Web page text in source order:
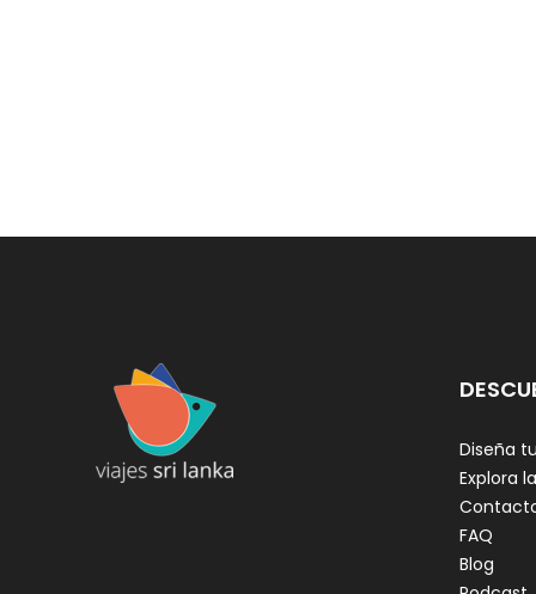
Diseña
Explora
FAQ
Blog